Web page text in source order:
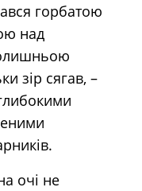
горбатою
над
зір сягав, –
очі не